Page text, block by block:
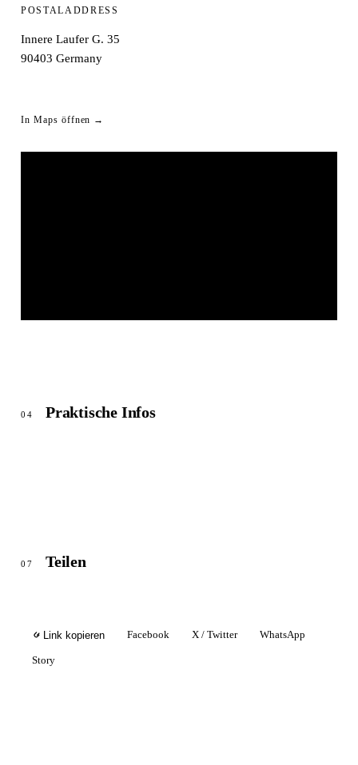
POSTALADDRESS
Innere Laufer G. 35
90403 Germany
In Maps öffnen →
04 Praktische Infos
07 Teilen
Link kopieren Facebook X / Twitter WhatsApp
Story